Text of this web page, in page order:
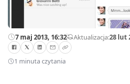
7 maj 2013, 16:32—Aktualizacja:28 lut
1 minuta czytania